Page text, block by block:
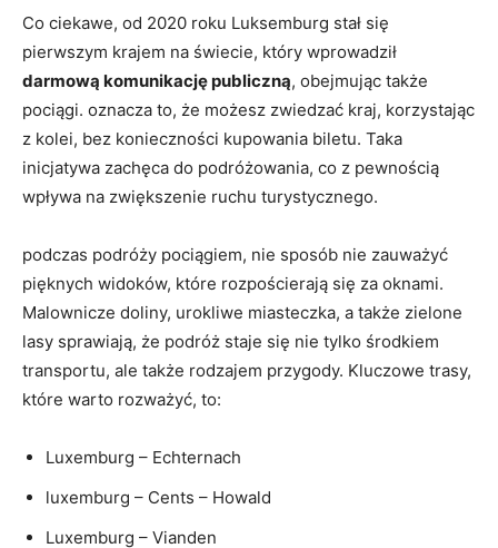
Co ciekawe, od 2020 roku Luksemburg stał się
pierwszym krajem na świecie, który ⁤wprowadził​
darmową komunikację ⁤publiczną, obejmując także​
pociągi. oznacza to, ⁣że możesz zwiedzać kraj, korzystając
z ⁢kolei, bez konieczności kupowania biletu. Taka⁢
inicjatywa zachęca do⁢ podróżowania, co z pewnością
wpływa na zwiększenie ⁢ruchu turystycznego.
podczas podróży pociągiem, nie ⁣sposób nie zauważyć
pięknych widoków,⁢ które rozpościerają się za oknami.
Malownicze ⁤doliny, urokliwe miasteczka,‍ a ⁢także zielone
lasy sprawiają, ⁢że‌ podróż staje się nie‍ tylko⁣ środkiem
transportu,⁤ ale także ‍rodzajem przygody.​ Kluczowe trasy,
które warto rozważyć, to:
Luxemburg ⁣– Echternach
luxemburg – Cents – Howald
Luxemburg – Vianden